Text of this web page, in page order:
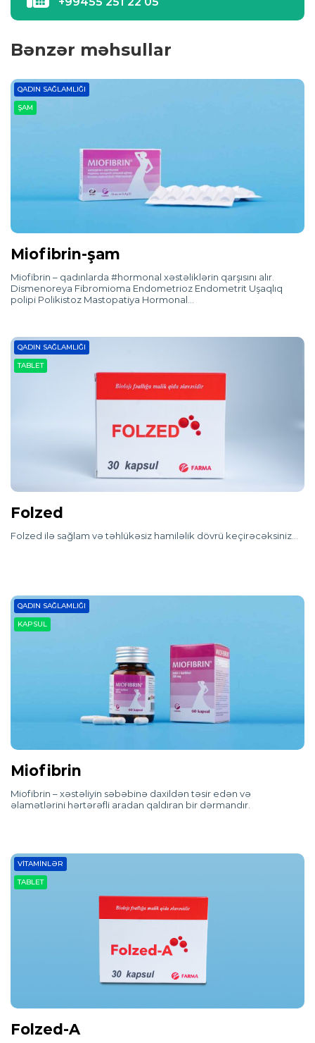
Bənzər məhsullar
QADIN SAĞLAMLIĞI
ŞAM
Miofibrin-şam
Miofibrin – qadınlarda #hormonal xəstəliklərin qarşısını alır.
Dismenoreya Fibromioma Endometrioz Endometrit Uşaqlıq
polipi Polikistoz Mastopatiya Hormonal…
QADIN SAĞLAMLIĞI
TABLET
Folzed
Folzed ilə sağlam və təhlükəsiz hamiləlik dövrü keçirəcəksiniz…
QADIN SAĞLAMLIĞI
KAPSUL
Miofibrin
Miofibrin – xəstəliyin səbəbinə daxildən təsir edən və
əlamətlərini hərtərəfli aradan qaldıran bir dərmandır.
VITAMINLƏR
TABLET
Folzed-A